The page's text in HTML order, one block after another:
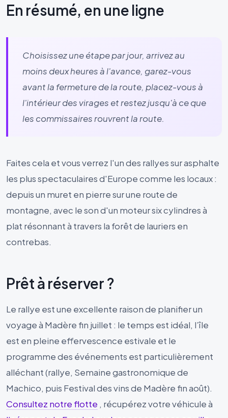
En résumé, en une ligne
Choisissez une étape par jour, arrivez au
moins deux heures à l'avance, garez-vous
avant la fermeture de la route, placez-vous à
l'intérieur des virages et restez jusqu'à ce que
les commissaires rouvrent la route.
Faites cela et vous verrez l'un des rallyes sur asphalte
les plus spectaculaires d'Europe comme les locaux :
depuis un muret en pierre sur une route de
montagne, avec le son d'un moteur six cylindres à
plat résonnant à travers la forêt de lauriers en
contrebas.
Prêt à réserver ?
Le rallye est une excellente raison de planifier un
voyage à Madère fin juillet : le temps est idéal, l’île
est en pleine effervescence estivale et le
programme des événements est particulièrement
alléchant (rallye, Semaine gastronomique de
Machico, puis Festival des vins de Madère fin août).
Consultez notre flotte , récupérez votre véhicule à